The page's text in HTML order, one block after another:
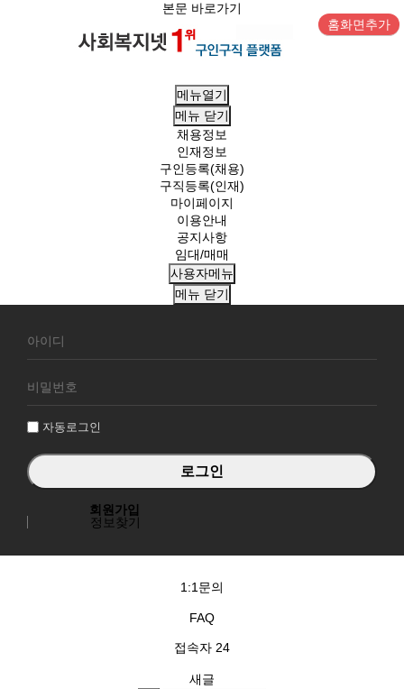
본문 바로가기
홈화면추가
메뉴열기
메뉴 닫기
채용정보
인재정보
구인등록(채용)
구직등록(인재)
마이페이지
이용안내
공지사항
임대/매매
사용자메뉴
메뉴 닫기
원
그
자동로그인
회원가입
정보찾기
1:1문의
FAQ
접속자 24
새글